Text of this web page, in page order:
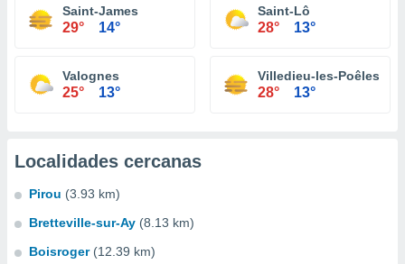
Saint-James
29° 14°
Saint-Lô
28° 13°
Valognes
25° 13°
Villedieu-les-Poêles
28° 13°
Localidades cercanas
Pirou (3.93 km)
Bretteville-sur-Ay (8.13 km)
Boisroger (12.39 km)